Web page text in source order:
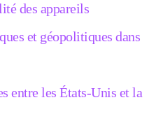
des appareils
et géopolitiques dans
entre les États-Unis et la